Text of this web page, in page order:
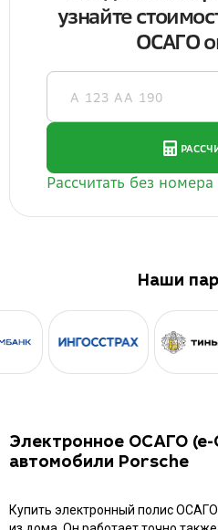
Наши
Электронное ОСАГО
автомобили Porsche
Купить электронный полис